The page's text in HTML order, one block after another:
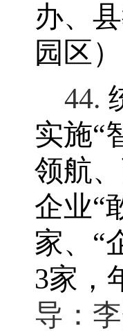
办、
园区）
44.
实施“
领航
企业“
家、 “
3家 ，
导：